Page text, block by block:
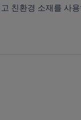
친환경 소재를 사